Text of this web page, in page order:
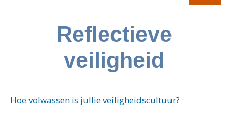
Reflectieve
veiligheid
Hoe volwassen is jullie veiligheidscultuur?